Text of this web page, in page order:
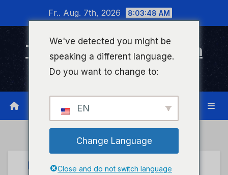
wechseln
Fr.. Aug. 7th, 2026 8:03:48 AM
Timeline Bad Kreuznach
Infonetzwerk für Bad Kreuznach
STADTKREUZNACH
We've detected you might be
speaking a different language.
Do you want to change to:
EN
Change Language
Close and do not switch language